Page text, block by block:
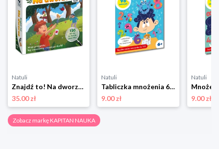
Natuli
Znajdź to! Na dworze Kapitan nauka
35.00 zł
Natuli
Tabliczka mnożenia 6+ Kapitan Nauka Kapitan nauka
9.00 zł
Natuli
9.00 zł
Zobacz markę KAPITAN NAUKA